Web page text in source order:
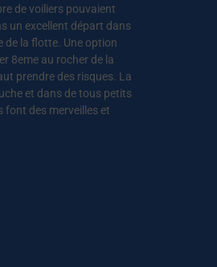
de voiliers pouvaient
un excellent départ dans
de la flotte. Une option
8eme au rocher de la
prendre des risques. La
et dans de tous petits
font des merveilles et